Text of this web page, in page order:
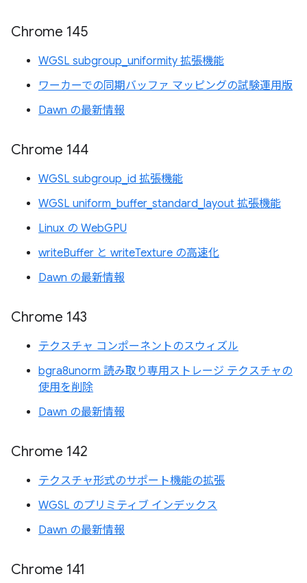
Chrome 145
WGSL subgroup_uniformity 拡張機能
ワーカーでの同期バッファ マッピングの試験運用版
Dawn の最新情報
Chrome 144
WGSL subgroup_id 拡張機能
WGSL uniform_buffer_standard_layout 拡張機能
Linux の WebGPU
writeBuffer と writeTexture の高速化
Dawn の最新情報
Chrome 143
テクスチャ コンポーネントのスウィズル
bgra8unorm 読み取り専用ストレージ テクスチャの
使用を削除
Dawn の最新情報
Chrome 142
テクスチャ形式のサポート機能の拡張
WGSL のプリミティブ インデックス
Dawn の最新情報
Chrome 141